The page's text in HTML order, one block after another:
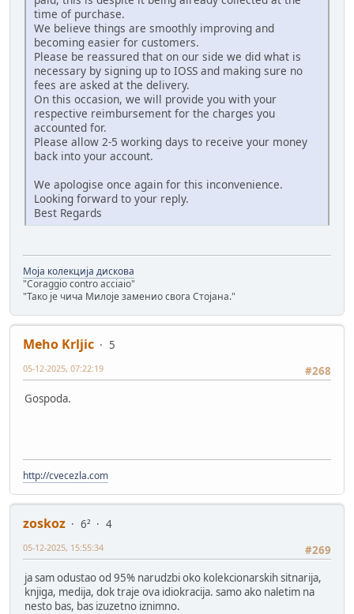
time of purchase.
We believe things are smoothly improving and
becoming easier for customers.
Please be reassured that on our side we did what is
necessary by signing up to IOSS and making sure no
fees are asked at the delivery.
On this occasion, we will provide you with your
respective reimbursement for the charges you
accounted for.
Please allow 2-5 working days to receive your money
back into your account.
We apologise once again for this inconvenience.
Looking forward to your reply.
Best Regards
Моја колекција дискова
"Coraggio contro acciaio"
"Тако је чича Милоје заменио свога Стојана."
Meho Krljic
5
#268
05-12-2025, 07:22:19
Gospoda.
http://cvecezla.com
zoskoz 6²
4
#269
05-12-2025, 15:55:34
ja sam odustao od 95% narudzbi oko kolekcionarskih sitnarija,
knjiga, medija, dok traje ova idiokracija. samo ako naletim na
nesto bas, bas izuzetno iznimno.